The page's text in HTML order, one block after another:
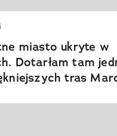
miasto ukryte w
Dotarłam tam
tras